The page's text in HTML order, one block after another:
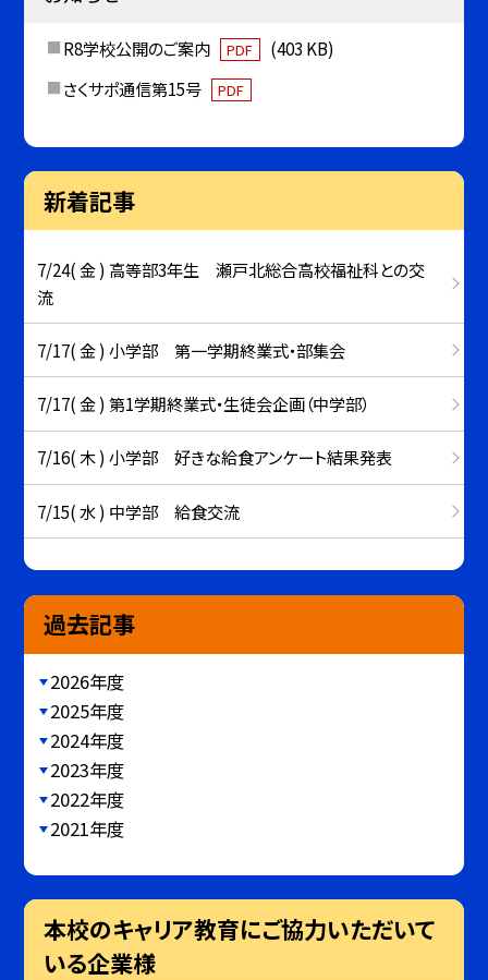
R8学校公開のご案内 PDF
(403 KB)
さくサポ通信第15号
PDF
新着記事
7/24( 金 ) 高等部3年生 瀬戸北総合高校福祉科との交
流
7/17( 金 ) 小学部 第一学期終業式・部集会
7/17( 金 ) 第1学期終業式・生徒会企画（中学部）
7/16( 木 ) 小学部 好きな給食アンケート結果発表
7/15( 水 ) 中学部 給食交流
過去記事
2026年度
2025年度
2024年度
2023年度
2022年度
2021年度
本校のキャリア教育にご協力いただいて
いる企業様